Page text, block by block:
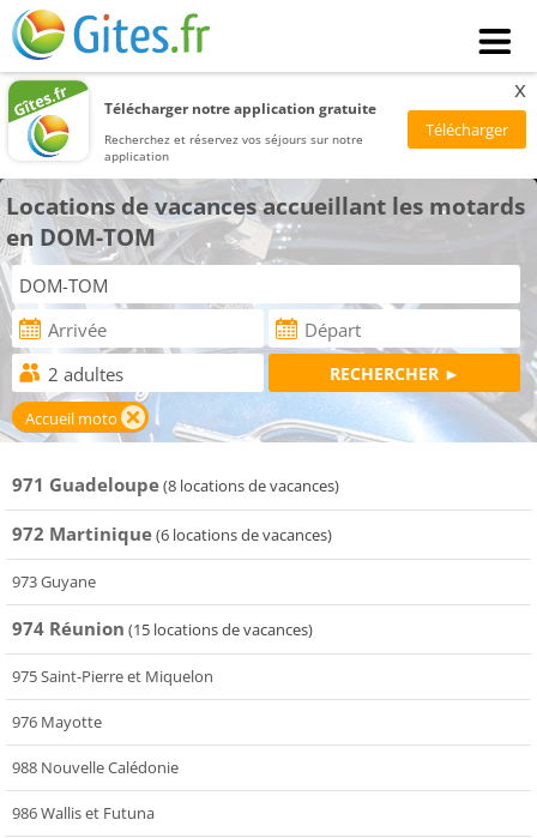
Télécharger notre application gratuite
Recherchez et réservez vos séjours sur notre
application
x
Locations de vacances accueillant les motards
en DOM-TOM
Accueil moto
971 Guadeloupe(8 locations de vacances)
972 Martinique(6 locations de vacances)
973 Guyane
974 Réunion (15 locations de vacances)
975 Saint-Pierre et Miquelon
976 Mayotte
988 Nouvelle Calédonie
986 Wallis et Futuna